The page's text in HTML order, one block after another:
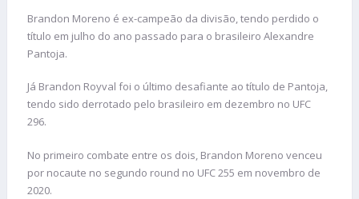
Brandon Moreno é ex-campeão da divisão, tendo perdido o
título em julho do ano passado para o brasileiro Alexandre
Pantoja.
Já Brandon Royval foi o último desafiante ao título de Pantoja,
tendo sido derrotado pelo brasileiro em dezembro no UFC
296.
No primeiro combate entre os dois, Brandon Moreno venceu
por nocaute no segundo round no UFC 255 em novembro de
2020.